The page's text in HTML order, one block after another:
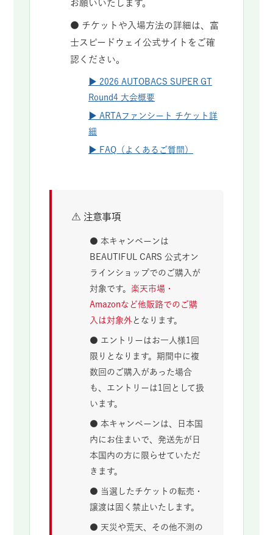
お願いいたします。
● チケットや入場方法の詳細は、富
士スピードウェイ公式サイトをご確
認ください。
▶ 2026 AUTOBACS SUPER GT
Round4 大会概要
▶ ARTAファンシート チケット詳
細
▶ FAQ（よくあるご質問）
⚠ 注意事項
● 本キャンペーンは
BEAUTIFUL CARS 公式オン
ラインショップでのご購入が
対象です。 楽天市場・
Amazonなど他販路でのご購
入は対象外となります。
● エントリーはお一人様1回
限りとなります。期間中に複
数回のご購入があった場合
も、エントリーは1回として扱
います。
● 本キャンペーンは、日本国
内にお住まいで、発送先が日
本国内の方に限らせていただ
きます。
● 当選したチケットの転売・
譲渡は固く禁止いたします。
● 天災や荒天、その他不測の